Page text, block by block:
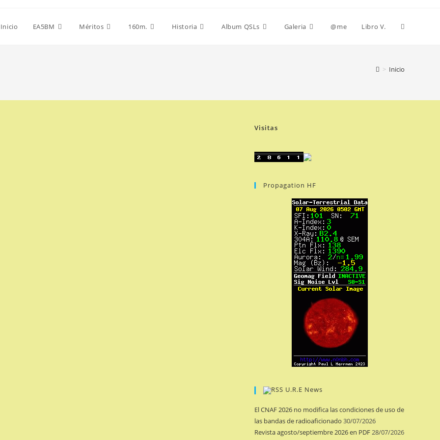
Inicio EA5BM Méritos 160m. Historia Album QSLs Galeria @me Libro V. Alternar
de
> Inicio
Visitas
Propagation HF
U.R.E News
El CNAF 2026 no modifica las condiciones de uso de
las bandas de radioaficionado 30/07/2026
Revista agosto/septiembre 2026 en PDF28/07/2026